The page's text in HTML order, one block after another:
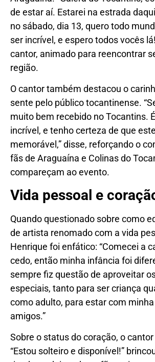
de estar aí. Estarei na estrada
no sábado, dia 13, quero todo
ser incrível, e espero todos vocês
cantor, animado para reencontrar
região.
O cantor também destacou o
sente pelo público tocantinense.
muito bem recebido no Tocantins.
incrível, e tenho certeza de que
memorável,” disse, reforçando o
fãs de Araguaína e Colinas do
compareçam ao evento.
Vida pessoal e
Quando questionado sobre como
de artista renomado com a vida
Henrique foi enfático: “Comecei a
cedo, então minha infância foi
sempre fiz questão de aproveitar
especiais, tanto para ser criança
como adulto, para estar com
amigos.”
Sobre o status do coração, o
“Estou solteiro e disponível!”